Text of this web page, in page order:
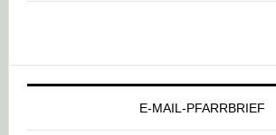
E-MAIL-PFARRBRIEF